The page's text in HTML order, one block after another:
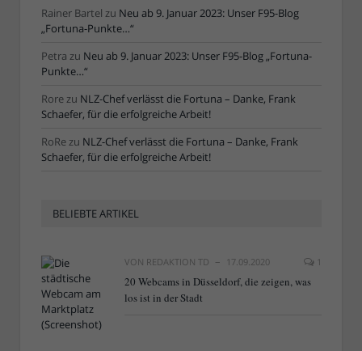
Rainer Bartel zu Neu ab 9. Januar 2023: Unser F95-Blog
„Fortuna-Punkte…“
Petra zu Neu ab 9. Januar 2023: Unser F95-Blog „Fortuna-
Punkte…“
Rorezu NLZ-Chef verlässt die Fortuna – Danke, Frank
Schaefer, für die erfolgreiche Arbeit!
RoRezu NLZ-Chef verlässt die Fortuna – Danke, Frank
Schaefer, für die erfolgreiche Arbeit!
BELIEBTE ARTIKEL
VON REDAKTION TD 17.09.2020 1
20 Webcams in Düsseldorf, die zeigen, was
los ist in der Stadt